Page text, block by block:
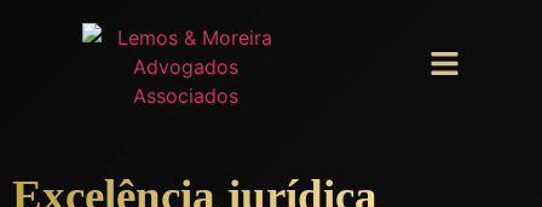
Excelência jurídica